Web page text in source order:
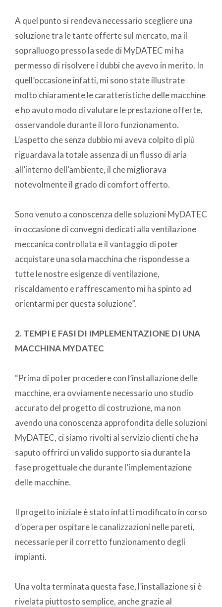
A quel punto si rendeva necessario scegliere una
soluzione tra le tante offerte sul mercato, ma il
sopralluogo presso la sede di MyDATEC mi ha
permesso di risolvere i dubbi che avevo in merito. In
quell’occasione infatti, mi sono state illustrate
molto chiaramente le caratteristiche delle macchine
e ho avuto modo di valutare le prestazione offerte,
osservandole durante il loro funzionamento.
L’aspetto che senza dubbio mi aveva colpito di più
riguardava la totale assenza di un flusso di aria
all’interno dell’ambiente, il che migliorava
notevolmente il grado di comfort offerto.
Sono venuto a conoscenza delle soluzioni MyDATEC
in occasione di convegni dedicati alla ventilazione
meccanica controllata e il vantaggio di poter
acquistare una sola macchina che rispondesse a
tutte le nostre esigenze di ventilazione,
riscaldamento e raffrescamento mi ha spinto ad
orientarmi per questa soluzione”.
2. TEMPI E FASI DI IMPLEMENTAZIONE DI UNA
MACCHINA MYDATEC
“Prima di poter procedere con l’installazione delle
macchine, era ovviamente necessario uno studio
accurato del progetto di costruzione, ma non
avendo una conoscenza approfondita delle soluzioni
MyDATEC, ci siamo rivolti al servizio clienti che ha
saputo offrirci un valido supporto sia durante la
fase progettuale che durante l’implementazione
delle macchine.
Il progetto iniziale è stato infatti modificato in corso
d’opera per ospitare le canalizzazioni nelle pareti,
necessarie per il corretto funzionamento degli
impianti.
Una volta terminata questa fase, l’installazione si è
rivelata piuttosto semplice, anche grazie al